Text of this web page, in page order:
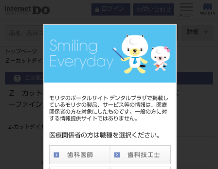
モリタのポータルサイト デンタルプラザで掲載し
ているモリタの製品、サービス等の情報は、医療
関係者の方を対象にしたものです。一般の方に対
する情報提供サイトではありません。
医療関係者の方は職種を選択ください。
ログイン お問い合わせ
メニュー
詳細
トップページ
Ｚ－カットダイヤ（ジルコニア用）５入 ＦＧ スーパーファイン
この商品に関するお問い合わせ
Ｚ－カットダイヤ（ジルコニア用）５入 ＦＧ スーパ
ーファイン
Z-カットダイヤ（ジルコニア用） FG スーパーファイン 5入
品目コード
206160301